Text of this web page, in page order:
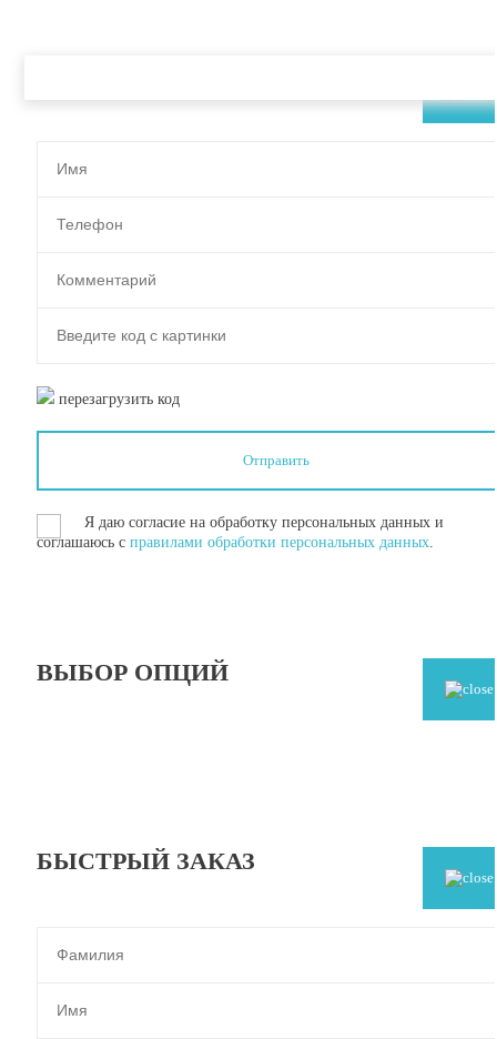
перезагрузить код
Я даю согласие на обработку персональных данных и
соглашаюсь с правилами обработки персональных данных.
ВЫБОР ОПЦИЙ
БЫСТРЫЙ ЗАКАЗ